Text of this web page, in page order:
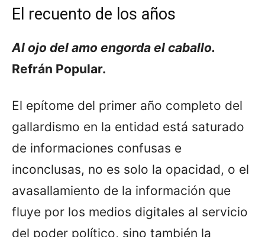
El recuento de los años
Al ojo del amo engorda el caballo.
Refrán Popular.
El epítome del primer año completo del
gallardismo en la entidad está saturado
de informaciones confusas e
inconclusas, no es solo la opacidad, o el
avasallamiento de la información que
fluye por los medios digitales al servicio
del poder político, sino también la